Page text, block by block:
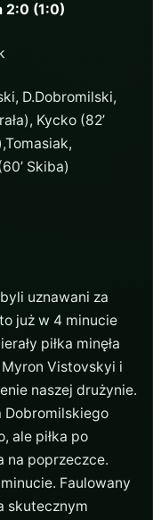
2:0 (1:0)
D.Dobromilski,
Kycko (82’
Skiba)
uznawani za
już w 4 minucie
piłka minęła
Vistovskyi i
naszej drużynie.
Dobromilskiego
ale piłka po
na poprzeczce.
Faulowany
skutecznym